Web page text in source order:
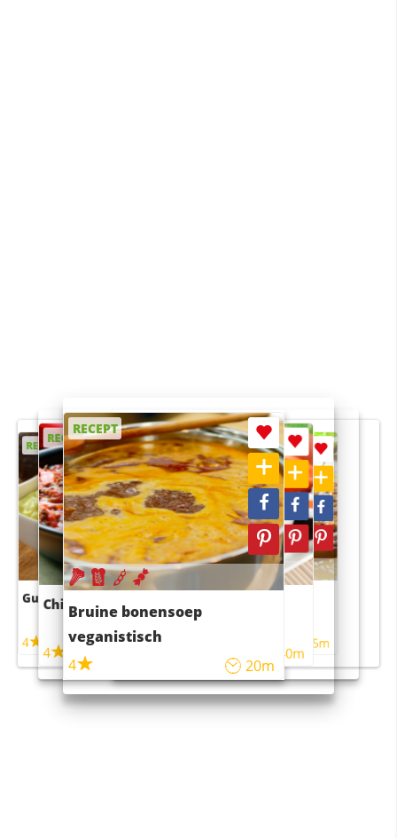
RECEPT
Guacamole
4
RECEPT
Chili con carne
4
RECEPT
Bruine bonensoep
veganistisch
4
20m
RECEPT
Sushi rijstsalade
maaltijdsalade
40m
RECEPT
4 55m